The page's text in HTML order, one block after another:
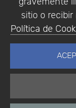
sitio o
Política de
©